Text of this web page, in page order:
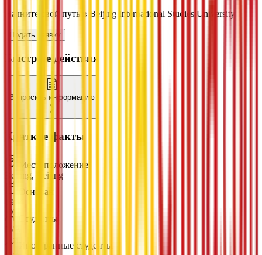
Начните свой путь в Beijing International Studies University
Подать заявку
Быстрые действия
Запросить информацию
Краткие факты
Местоположение
Beijing, Beijing
Основан
1964
Студенты
N/A
Иностранные студенты